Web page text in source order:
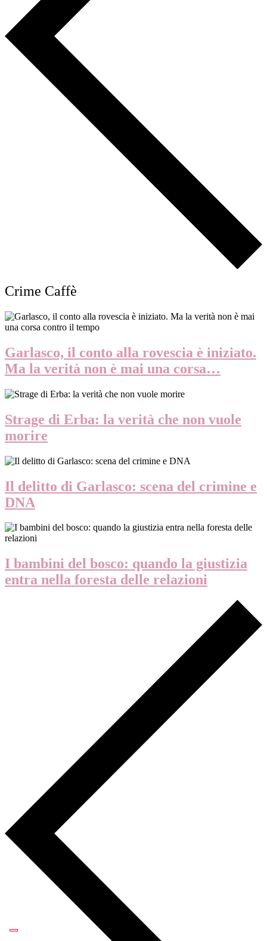
Crime Caffè
Garlasco, il conto alla rovescia è iniziato.
Ma la verità non è mai una corsa…
Strage di Erba: la verità che non vuole
morire
Il delitto di Garlasco: scena del crimine e
DNA
I bambini del bosco: quando la giustizia
entra nella foresta delle relazioni